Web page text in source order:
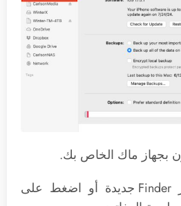
بجهاز ماك الخاص بك.
◉ افتح نافذة فايندر Finder جديدة أو اضغط على